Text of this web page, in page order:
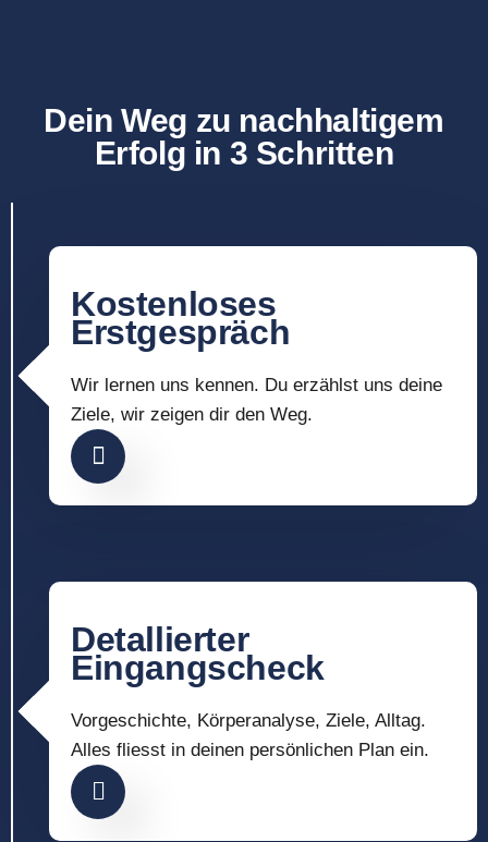
Dein Weg zu nachhaltigem
Erfolg in 3 Schritten
Kostenloses
Erstgespräch
Wir lernen uns kennen. Du erzählst uns deine
Ziele, wir zeigen dir den Weg.
Detallierter
Eingangscheck
Vorgeschichte, Körperanalyse, Ziele, Alltag.
Alles fliesst in deinen persönlichen Plan ein.